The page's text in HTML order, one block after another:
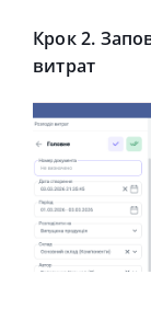
Крок 2.
витрат